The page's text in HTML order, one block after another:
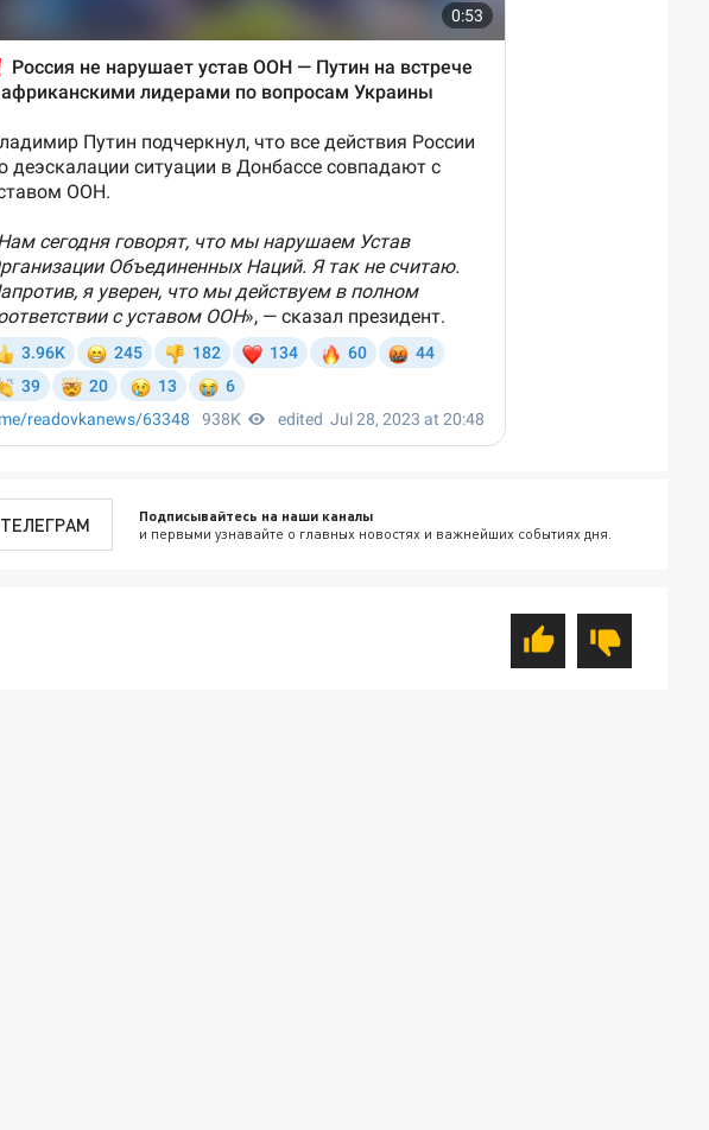
ТЕЛЕГРАМ Подписывайтесь на наши каналы
и первыми узнавайте о главных новостях и важнейших событиях дня.